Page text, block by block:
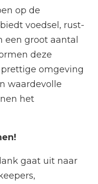
op de
voedsel, rust-
groot aantal
deze
omgeving
waardevolle
het
gaat uit naar